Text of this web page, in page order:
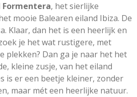
, het sierlijke
mooie Balearen eiland Ibiza. De
Klaar, dan het is een heerlijk en
je het wat rustigere, met
plekken? Dan ga je naar het het
kleine zusje, van het eiland
is er een beetje kleiner, zonder
maar mét een heerlijke natuur.